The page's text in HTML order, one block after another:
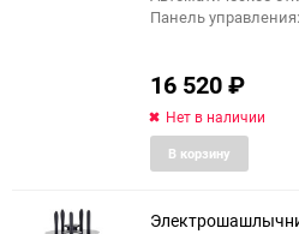
Панель
16 520₽
Нет в наличии
В корзину